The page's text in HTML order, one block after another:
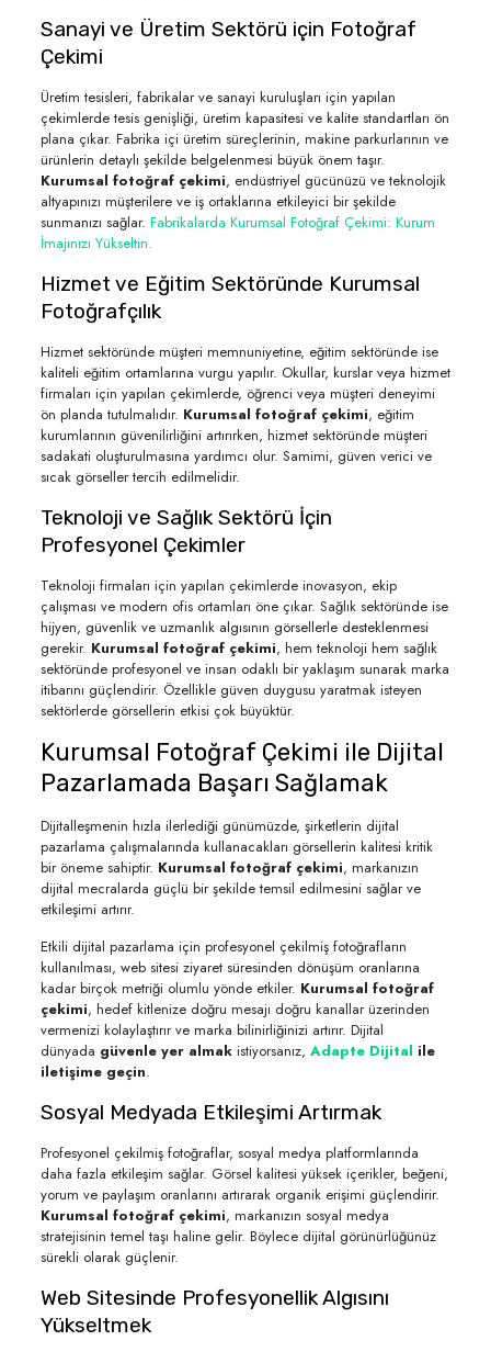
Sanayi ve Üretim Sektörü için Fotoğraf
Çekimi
Üretim tesisleri, fabrikalar ve sanayi kuruluşları için yapılan
çekimlerde tesis genişliği, üretim kapasitesi ve kalite standartları ön
plana çıkar. Fabrika içi üretim süreçlerinin, makine parkurlarının ve
ürünlerin detaylı şekilde belgelenmesi büyük önem taşır.
Kurumsal fotoğraf çekimi, endüstriyel gücünüzü ve teknolojik
altyapınızı müşterilere ve iş ortaklarına etkileyici bir şekilde
sunmanızı sağlar. Fabrikalarda Kurumsal Fotoğraf Çekimi: Kurum
İmajınızı Yükseltin.
Hizmet ve Eğitim Sektöründe Kurumsal
Fotoğrafçılık
Hizmet sektöründe müşteri memnuniyetine, eğitim sektöründe ise
kaliteli eğitim ortamlarına vurgu yapılır. Okullar, kurslar veya hizmet
firmaları için yapılan çekimlerde, öğrenci veya müşteri deneyimi
ön planda tutulmalıdır. Kurumsal fotoğraf çekimi, eğitim
kurumlarının güvenilirliğini artırırken, hizmet sektöründe müşteri
sadakati oluşturulmasına yardımcı olur. Samimi, güven verici ve
sıcak görseller tercih edilmelidir.
Teknoloji ve Sağlık Sektörü İçin
Profesyonel Çekimler
Teknoloji firmaları için yapılan çekimlerde inovasyon, ekip
çalışması ve modern ofis ortamları öne çıkar. Sağlık sektöründe ise
hijyen, güvenlik ve uzmanlık algısının görsellerle desteklenmesi
gerekir. Kurumsal fotoğraf çekimi, hem teknoloji hem sağlık
sektöründe profesyonel ve insan odaklı bir yaklaşım sunarak marka
itibarını güçlendirir. Özellikle güven duygusu yaratmak isteyen
sektörlerde görsellerin etkisi çok büyüktür.
Kurumsal Fotoğraf Çekimi ile Dijital
Pazarlamada Başarı Sağlamak
Dijitalleşmenin hızla ilerlediği günümüzde, şirketlerin dijital
pazarlama çalışmalarında kullanacakları görsellerin kalitesi kritik
bir öneme sahiptir. Kurumsal fotoğraf çekimi, markanızın
dijital mecralarda güçlü bir şekilde temsil edilmesini sağlar ve
etkileşimi artırır.
Etkili dijital pazarlama için profesyonel çekilmiş fotoğrafların
kullanılması, web sitesi ziyaret süresinden dönüşüm oranlarına
kadar birçok metriği olumlu yönde etkiler. Kurumsal fotoğraf
çekimi, hedef kitlenize doğru mesajı doğru kanallar üzerinden
vermenizi kolaylaştırır ve marka bilinirliğinizi artırır. Dijital
dünyada güvenle yer almakistiyorsanız, Adapte Dijital ile
iletişime geçin.
Sosyal Medyada Etkileşimi Artırmak
Profesyonel çekilmiş fotoğraflar, sosyal medya platformlarında
daha fazla etkileşim sağlar. Görsel kalitesi yüksek içerikler, beğeni,
yorum ve paylaşım oranlarını artırarak organik erişimi güçlendirir.
Kurumsal fotoğraf çekimi, markanızın sosyal medya
stratejisinin temel taşı haline gelir. Böylece dijital görünürlüğünüz
sürekli olarak güçlenir.
Web Sitesinde Profesyonellik Algısını
Yükseltmek